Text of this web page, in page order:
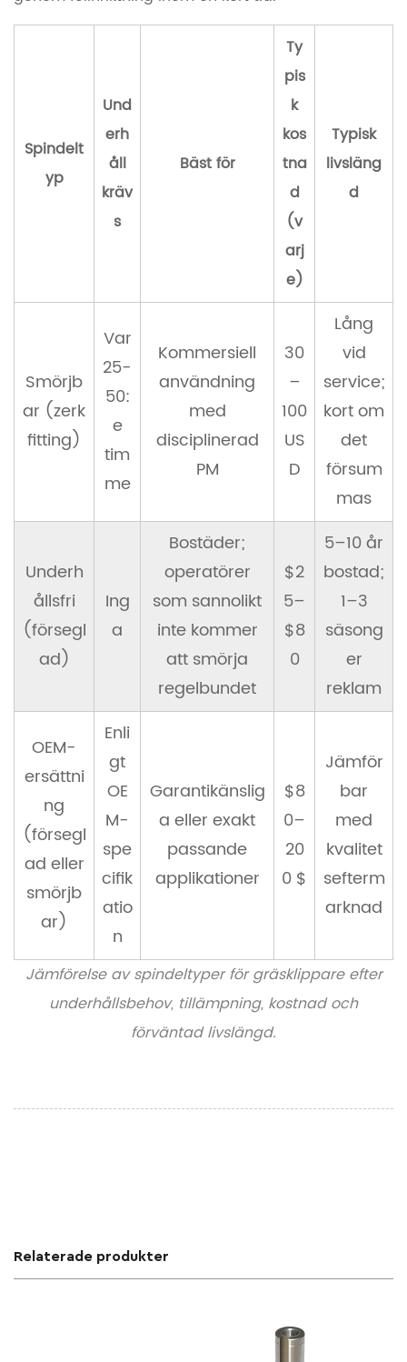
Spindelt
yp
Und
erh
åll
kräv
s
Bäst för
Ty
pis
k
kos
tna
d
(v
arj
e)
Typisk
livsläng
d
Smörjb
ar (zerk
fitting)
Var
25-
50:
e
tim
me
Kommersiell
användning
med
disciplinerad
PM
30
–
100
US
D
Lång
vid
service;
kort om
det
försum
mas
Underh
ållsfri
(försegl
ad)
Ing
a
Bostäder;
operatörer
som sannolikt
inte kommer
att smörja
regelbundet
$2
5–
$8
0
5–10 år
bostad;
1–3
säsong
er
reklam
OEM-
ersättni
ng
(försegl
ad eller
smörjb
ar)
Enli
gt
OE
M-
spe
cifik
atio
n
Garantikänslig
a eller exakt
passande
applikationer
$8
0–
20
0 $
Jämför
bar
med
kvalitet
sefterm
arknad
Jämförelse av spindeltyper för gräsklippare efter
underhållsbehov, tillämpning, kostnad och
förväntad livslängd.
Relaterade produkter